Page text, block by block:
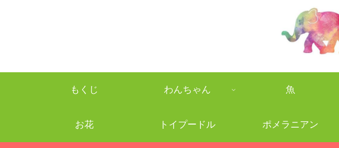
もくじ わんちゃん 魚
お花 トイプードル ポメラニアン